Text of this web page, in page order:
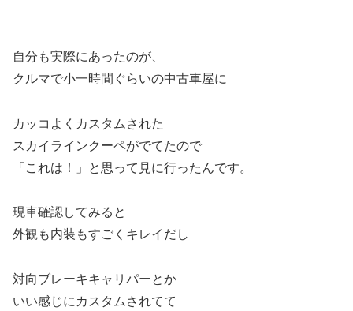
自分も実際にあったのが、
クルマで小一時間ぐらいの中古車屋に
カッコよくカスタムされた
スカイラインクーペがでてたので
「これは！」と思って見に行ったんです。
現車確認してみると
外観も内装もすごくキレイだし
対向ブレーキキャリパーとか
いい感じにカスタムされてて